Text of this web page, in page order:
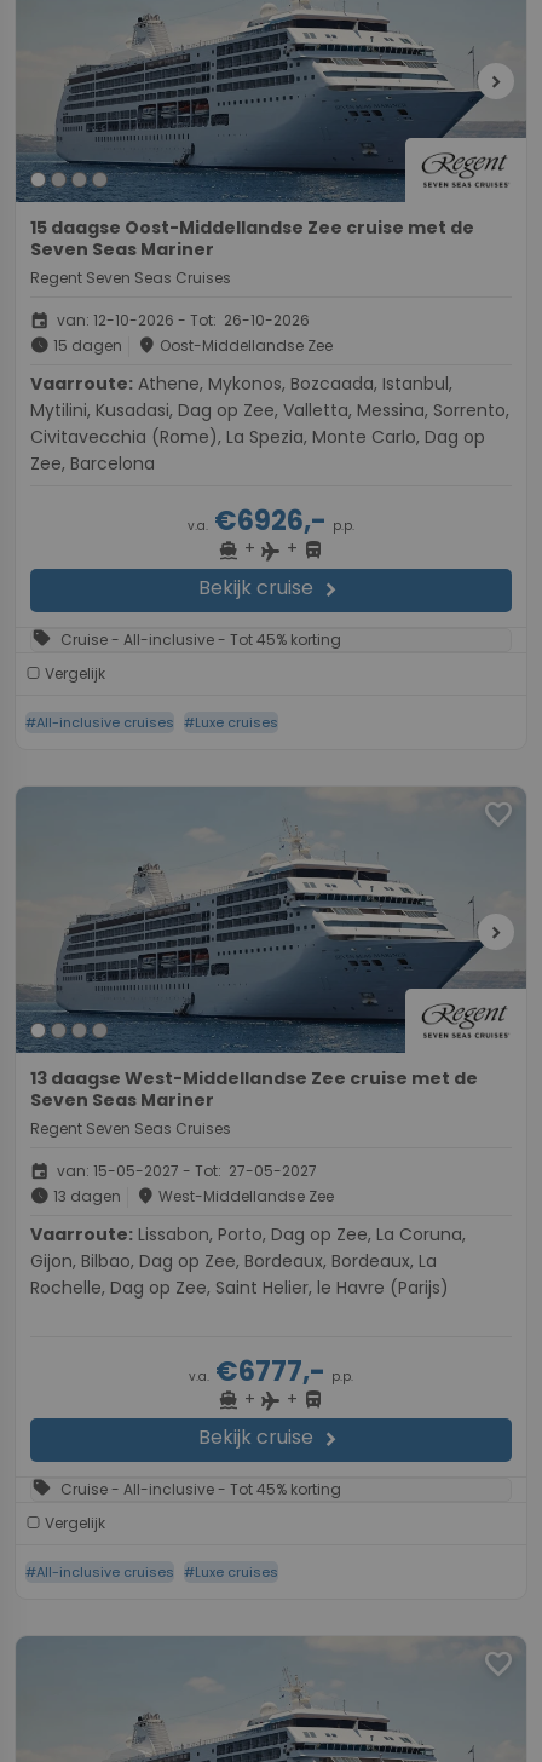
chevron_right
15 daagse Oost-Middellandse Zee cruise met de
Seven Seas Mariner
Regent Seven Seas Cruises
event van: 12-10-2026 - Tot: 26-10-2026
schedule 15 dagen place Oost-Middellandse Zee
Vaarroute:
Mytilini, Kusadasi, Dag op Zee, Valletta, Messina, Sorrento,
Civitavecchia (Rome), La Spezia, Monte Carlo, Dag op
Zee, Barcelona
v.a. €6926,- p.p.
directions_boat + flight + directions_bus
Bekijk cruise chevron_right
sell Cruise - All-inclusive - Tot 45% korting
Vergelijk
#All-inclusive cruises #Luxe cruises
favorite
chevron_right
13 daagse West-Middellandse Zee cruise met de
Seven Seas Mariner
Regent Seven Seas Cruises
event van: 15-05-2027 - Tot: 27-05-2027
schedule 13 dagen place West-Middellandse Zee
Vaarroute:
Gijon, Bilbao, Dag op Zee, Bordeaux, Bordeaux, La
Rochelle, Dag op Zee, Saint Helier, le Havre (Parijs)
v.a. €6777,- p.p.
directions_boat + flight + directions_bus
Bekijk cruise chevron_right
sell Cruise - All-inclusive - Tot 45% korting
Vergelijk
#All-inclusive cruises #Luxe cruises
favorite